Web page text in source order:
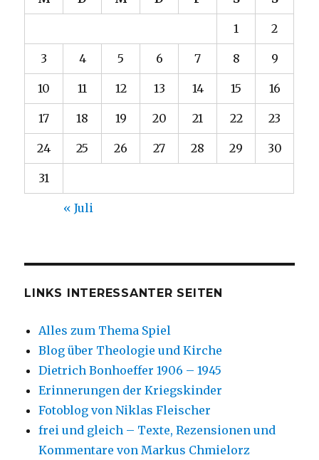
1 2
3 4 5 6 7 8 9
10 11 12 13 14 15 16
17 18 19 20 21 22 23
24 25 26 27 28 29 30
31
« Juli
LINKS INTERESSANTER SEITEN
Alles zum Thema Spiel
Blog über Theologie und Kirche
Dietrich Bonhoeffer 1906 – 1945
Erinnerungen der Kriegskinder
Fotoblog von Niklas Fleischer
frei und gleich – Texte, Rezensionen und
Kommentare von Markus Chmielorz